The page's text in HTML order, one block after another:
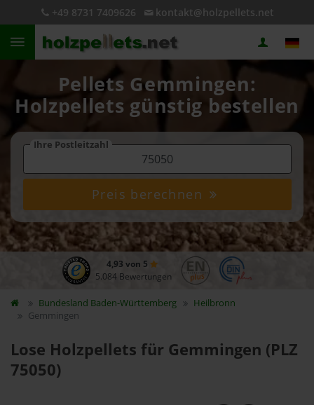
+49 8731 7409626 kontakt@holzpellets.net
Pellets Gemmingen:
Holzpellets günstig bestellen
Ihre Postleitzahl
Preis berechnen
4,93 von 5
5.084 Bewertungen
Bundesland Baden-Württemberg
Heilbronn
Gemmingen
Lose Holzpellets für Gemmingen (PLZ
75050)